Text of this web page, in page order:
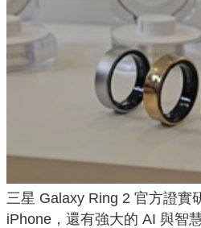
三星 Galaxy Ring 2 官方證實
iPhone，還有強大的 AI 與智